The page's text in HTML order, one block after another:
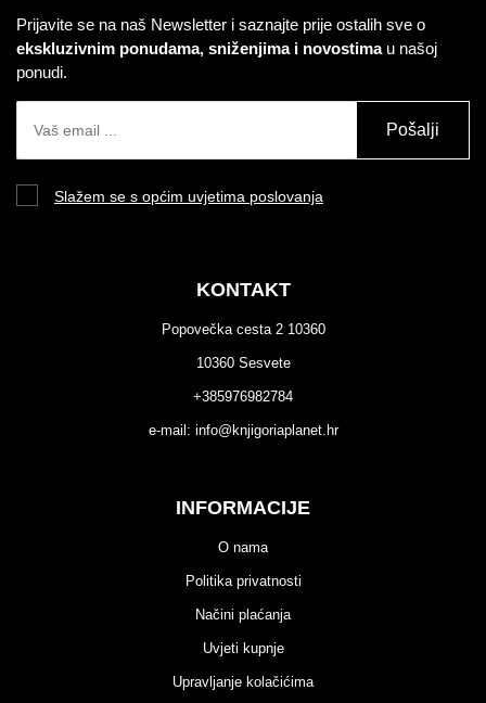
Prijavite se na naš Newsletter i saznajte prije ostalih sve o
ekskluzivnim ponudama, sniženjima i novostimau našoj
ponudi.
Pošalji
Slažem se s općim uvjetima poslovanja
KONTAKT
Popovečka cesta 2 10360
10360 Sesvete
+385976982784
e-mail: info@knjigoriaplanet.hr
INFORMACIJE
O nama
Politika privatnosti
Načini plaćanja
Uvjeti kupnje
Upravljanje kolačićima